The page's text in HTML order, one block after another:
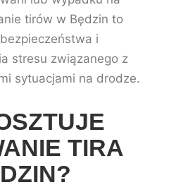
tirów w Będzin to
i
stresu związanego z
sytuacjami na drodze.
TIRA